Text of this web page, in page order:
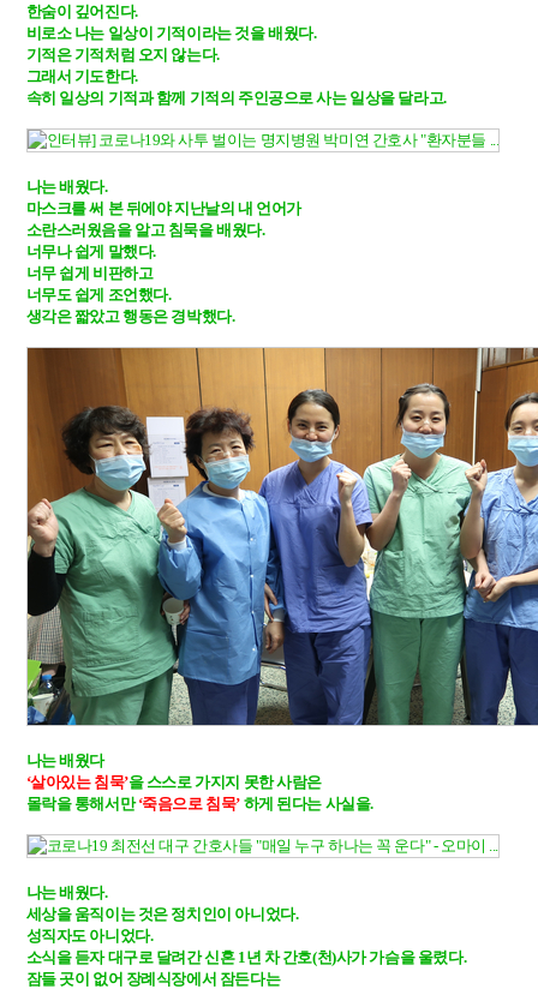
한숨이 깊어진다.
비로소 나는 일상이 기적이라는 것을 배웠다.
기적은 기적처럼 오지 않는다.
그래서 기도한다.
속히 일상의 기적과 함께 기적의 주인공으로 사는 일상을 달라고.
나는 배웠다.
마스크를 써 본 뒤에야 지난날의 내 언어가
소란스러웠음을 알고 침묵을 배웠다.
너무나 쉽게 말했다.
너무 쉽게 비판하고
너무도 쉽게 조언했다.
생각은 짧았고 행동은 경박했다.
나는 배웠다
‘살아있는 침묵’을 스스로 가지지 못한 사람은
몰락을 통해서만 ‘죽음으로 침묵’ 하게 된다는 사실을.
나는 배웠다.
세상을 움직이는 것은 정치인이 아니었다.
성직자도 아니었다.
소식을 듣자 대구로 달려간 신혼 1년 차 간호(천)사가 가슴을 울렸다.
잠들 곳이 없어 장례식장에서 잠든다는